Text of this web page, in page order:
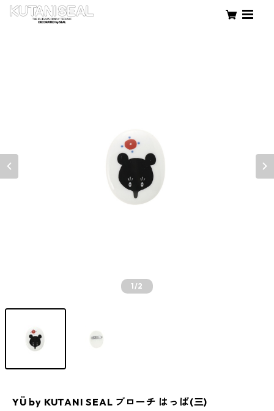
1/2
YÜ by KUTANI SEAL ブローチ はっぱ(三)